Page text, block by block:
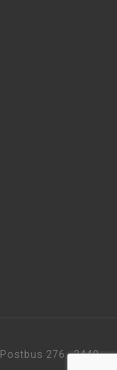
Postbus 276 · 3440